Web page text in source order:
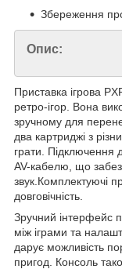
Збереження
Опис:
Приставка ігрова
ретро-ігор. Вона
зручному для
два картриджі з
грати. Підключення
AV-кабелю, що
звук.Комплектуючі
довговічність.
Зручний інтерфейс
між іграми та
дарує можливість
пригод. Консоль